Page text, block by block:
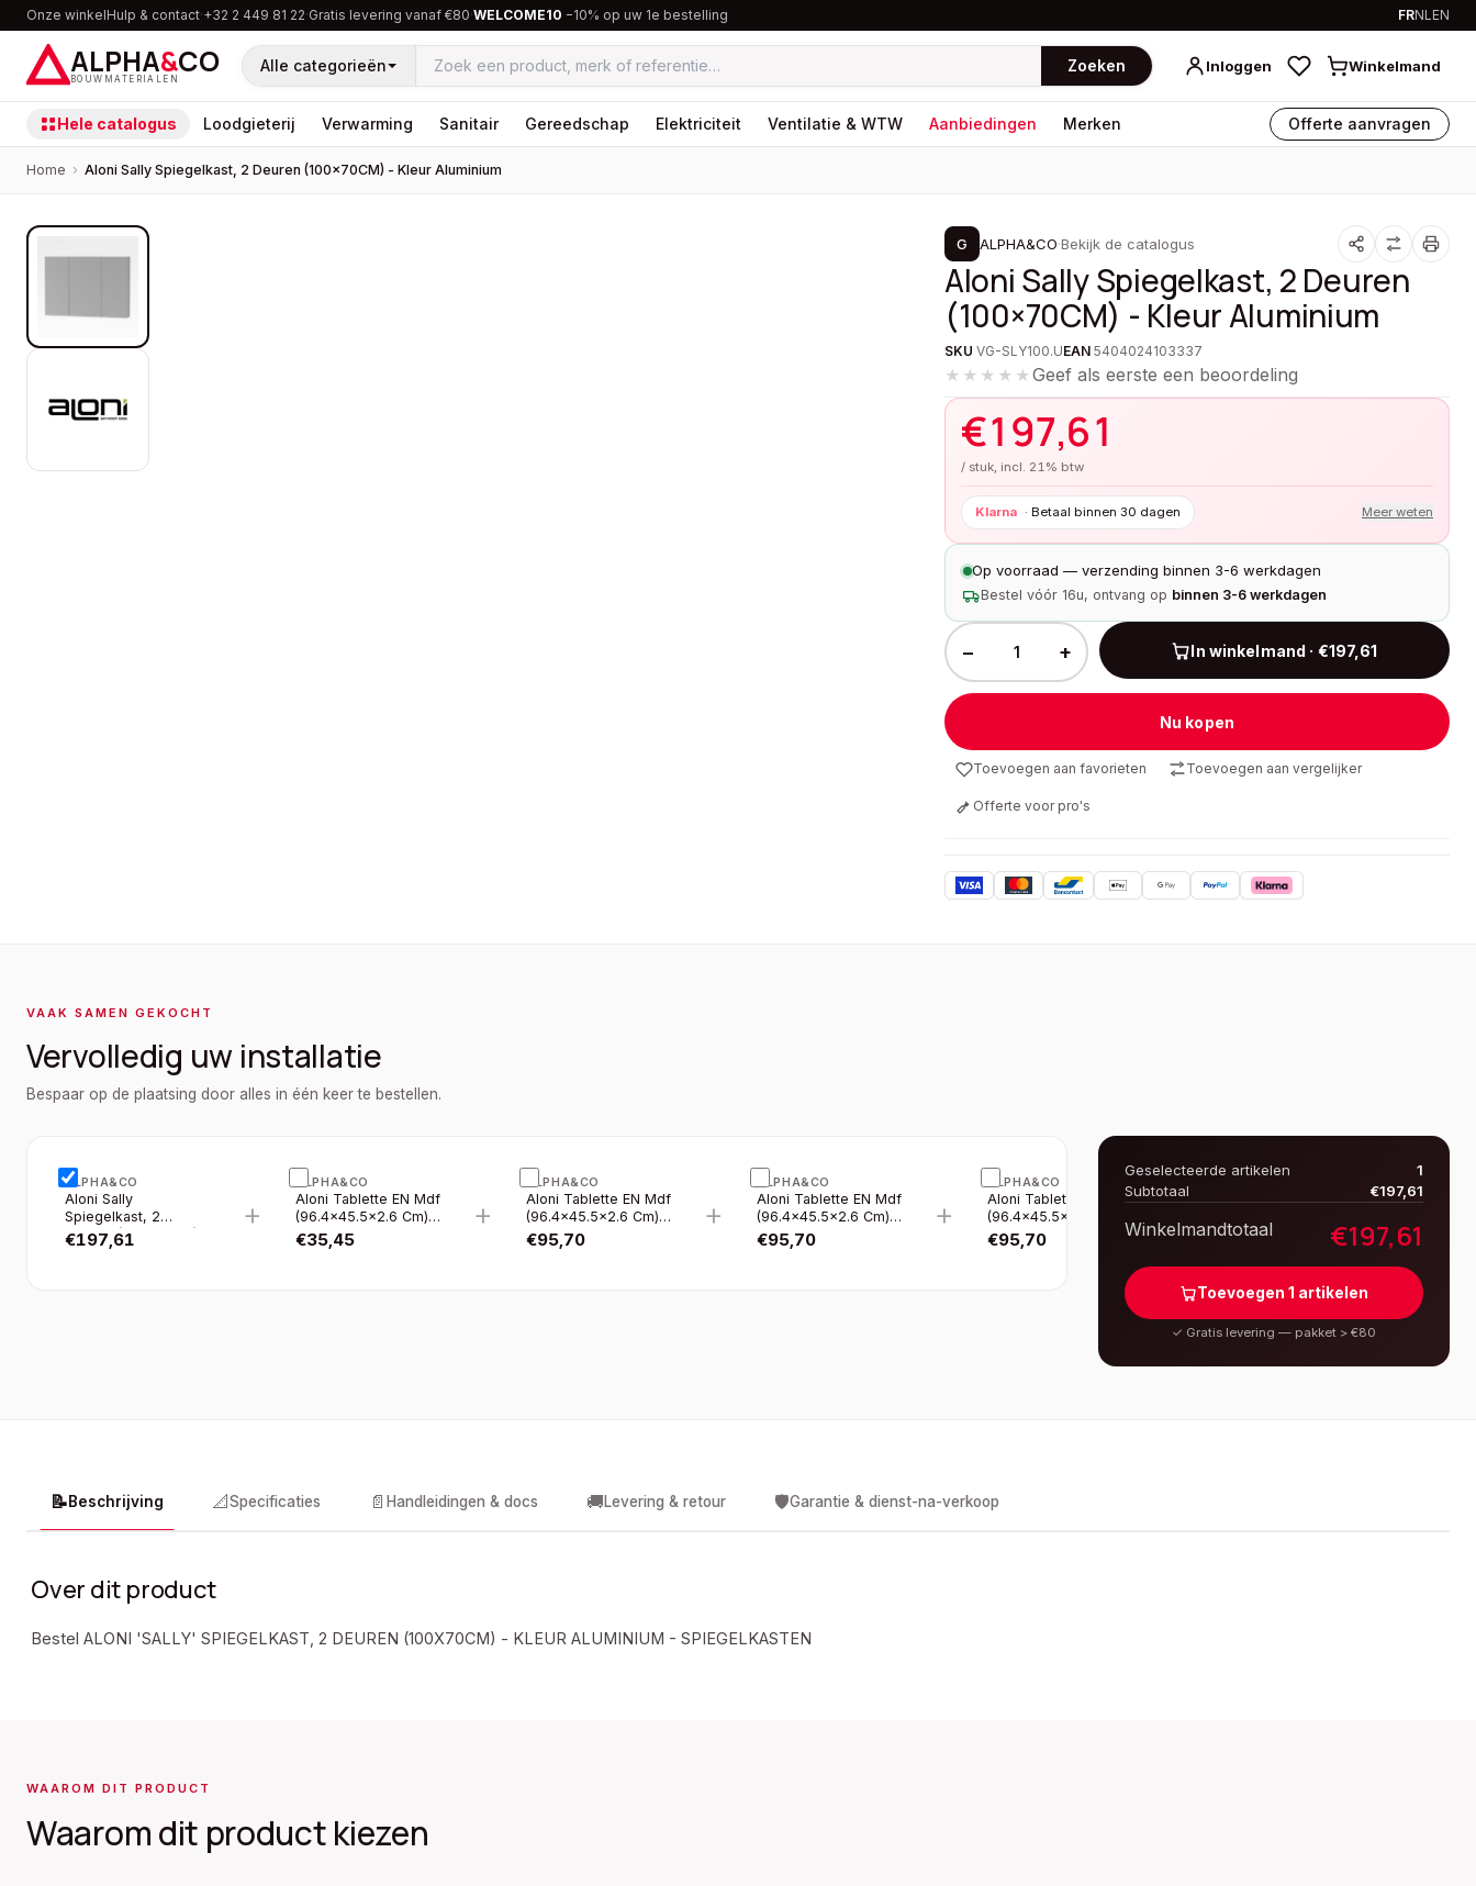
Onze winkelHulp & contact·+32 2 449 81 22·Gratis levering vanaf €80·WELCOME10 −10% op uw 1e bestelling FRNLEN
ALPHA&CO
BOUWMATERIALEN
Alle categorieën Zoeken Inloggen Winkelmand
Hele catalogus Loodgieterij Verwarming Sanitair Gereedschap Elektriciteit Ventilatie & WTW Aanbiedingen Merken Offerte aanvragen
Home › Aloni Sally Spiegelkast, 2 Deuren (100×70CM) - Kleur Aluminium
G ALPHA&CO·Bekijk de catalogus
Aloni Sally Spiegelkast, 2 Deuren
(100×70CM) - Kleur Aluminium
SKU VG-SLY100.UEAN 5404024103337
★★★★★Geef als eerste een beoordeling
€197,61
/ stuk, incl. 21% btw
Klarna · Betaal binnen 30 dagen Meer weten
Op voorraad — verzending binnen 3-6 werkdagen
Bestel vóór 16u, ontvang op binnen 3-6 werkdagen
− + In winkelmand · €197,61
Nu kopen
Toevoegen aan favorieten Toevoegen aan vergelijker
Offerte voor pro's
VAAK SAMEN GEKOCHT
Vervolledig uw installatie
Bespaar op de plaatsing door alles in één keer te bestellen.
ALPHA&CO
Aloni Sally
Spiegelkast, 2
Deuren (100×70CM) -
Kleur Aluminium
€197,61
+
ALPHA&CO
Aloni Tablette EN Mdf
(96.4×45.5×2.6 Cm) -
Gris Brillant
€35,45
+
ALPHA&CO
Aloni Tablette EN Mdf
(96.4×45.5×2.6 Cm) -
Blanc Brillant
€95,70
+
ALPHA&CO
Aloni Tablette EN Mdf
(96.4×45.5×2.6 Cm) -
Blanc Mat
€95,70
+
ALPHA&CO
Aloni Tablette EN Mdf
(96.4×45.5×2.6 Cm) -
Bois Clair
€95,70
Geselecteerde artikelen
1
Subtotaal
€197,61
Winkelmandtotaal €197,61
Toevoegen 1 artikelen
✓ Gratis levering — pakket > €80
📝Beschrijving 📐Specificaties 📄 Handleidingen & docs 🚚Levering & retour 🛡️Garantie & dienst-na-verkoop
Over dit product
Bestel ALONI 'SALLY' SPIEGELKAST, 2 DEUREN (100X70CM) - KLEUR ALUMINIUM - SPIEGELKASTEN
WAAROM DIT PRODUCT
Waarom dit product kiezen